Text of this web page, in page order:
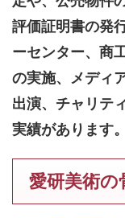
評価証明書の発
ーセンター、商
の実施、メディ
出演、チャリテ
実績があります。
愛研美術の